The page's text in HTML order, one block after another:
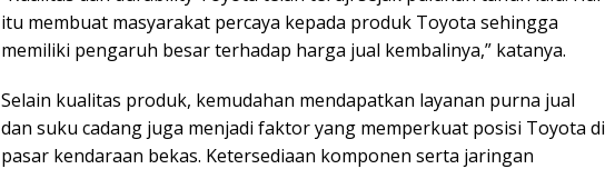
itu membuat masyarakat percaya kepada produk Toyota sehingga
memiliki pengaruh besar terhadap harga jual kembalinya,” katanya.
Selain kualitas produk, kemudahan mendapatkan layanan purna jual
dan suku cadang juga menjadi faktor yang memperkuat posisi Toyota di
pasar kendaraan bekas. Ketersediaan komponen serta jaringan